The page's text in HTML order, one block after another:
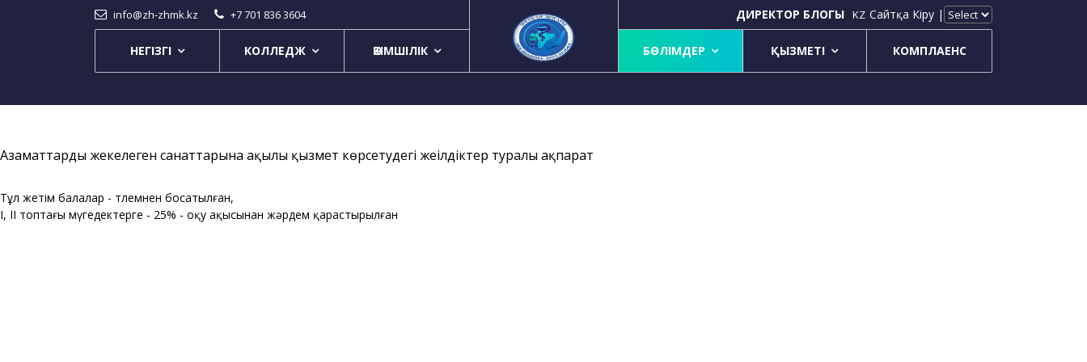
info@zh-zhmk.kz +7 701 836 3604
НЕГІЗГІ КОЛЛЕДЖ ӘКІМШІЛІК
ДИРЕКТОР БЛОГЫ KZ Сайтқа Кіру |
БӨЛІМДЕР ҚЫЗМЕТІ КОМПЛАЕНС
Азаматтардың жекелеген санаттарына ақылы қызмет көрсетудегі жеңілдіктер туралы ақпарат
Тұл жетім балалар - төлемнен босатылған,
I, II топтағы мүгедектерге - 25% - оқу ақысынан жәрдем қарастырылған